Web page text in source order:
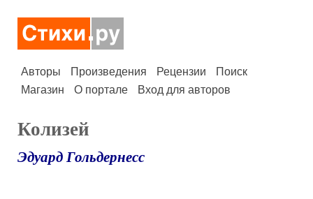
Авторы Произведения Рецензии
Поиск
Магазин
О портале Вход для авторов
Колизей
Эдуард Гольдернесс